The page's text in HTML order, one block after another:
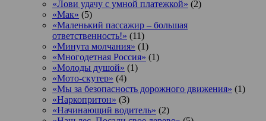
«Лови удачу с умной платежкой» (2)
«Мак» (5)
«Маленький пассажир – большая
ответственность!» (11)
«Минута молчания» (1)
«Многодетная Россия» (1)
«Молоды душой» (1)
«Мото-скутер» (4)
«Мы за безопасность дорожного движения» (1)
«Наркопритон» (3)
«Начинающий водитель» (2)